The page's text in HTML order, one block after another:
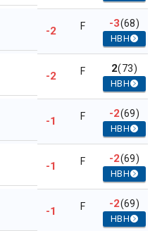
-2 F -3(68)
HBH
-2 F 2(73)
HBH
-1 F -2(69)
HBH
-1 F -2(69)
HBH
-1 F -2(69)
HBH